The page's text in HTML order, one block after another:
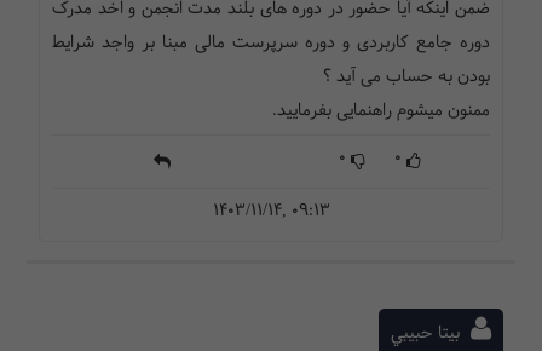
ضمن اینکه آیا حضور در دوره های بلند مدت انجمن و اخد مدرک
دوره جامع کاربردی و دوره سرپرست مالی مبنا بر واجد شرایط
بودن به حساب می آید ؟
ممنون میشوم راهنمایی بفرمایید.
0
0
1403/11/14, 09:13
بيتا حبيبي